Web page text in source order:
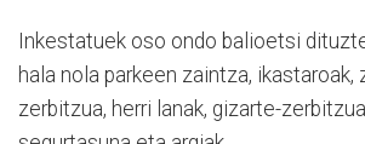
Inkestatuek oso ondo balioetsi
hala nola parkeen zaintza, ikastaroak,
zerbitzua, herri lanak, gizarte-